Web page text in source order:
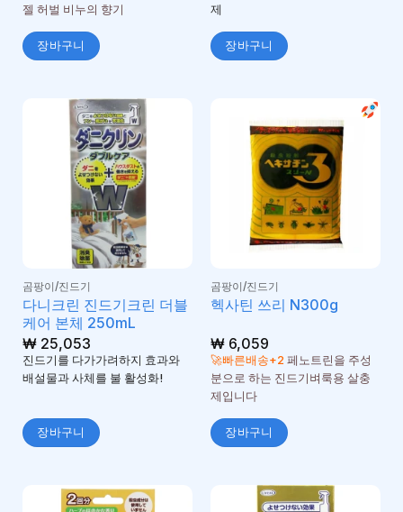
젤 허벌 비누의 향기
장바구니
제
장바구니
곰팡이/진드기
다니크린 진드기크린 더블
케어 본체 250mL
₩25,053
진드기를 다가가려하지 효과와
배설물과 사체를 불 활성화!
장바구니
곰팡이/진드기
헥사틴 쓰리 N300g
₩6,059
🚀빠른배송+2 페노트린을 주성
분으로 하는 진드기벼룩용 살충
제입니다
장바구니